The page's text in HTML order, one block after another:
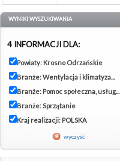
WYNIKI WYSZUKIWANIA
4 INFORMACJI DLA:
Powiaty: Krosno Odrzańskie
Branże: Wentylacja i klimatyza...
Branże: Pomoc społeczna, usług...
Branże: Sprzątanie
Kraj realizacji: POLSKA
wyczyść